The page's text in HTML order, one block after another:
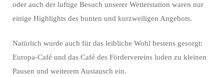
oder auch der luftige Besuch unserer Wetterstation waren nur
einige Highlights des bunten und kurzweiligen Angebots.
Natürlich wurde auch für das leibliche Wohl bestens gesorgt:
Europa-Café und das Café des Fördervereins luden zu kleinen
Pausen und weiterem Austausch ein.